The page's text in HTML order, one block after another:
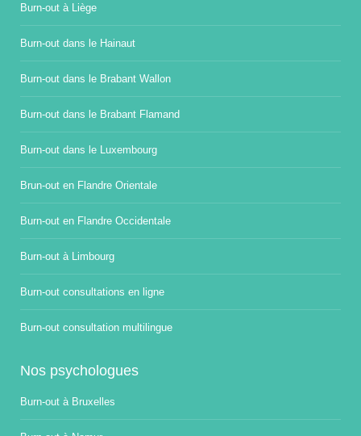
Burn-out à Liège
Burn-out dans le Hainaut
Burn-out dans le Brabant Wallon
Burn-out dans le Brabant Flamand
Burn-out dans le Luxembourg
Brun-out en Flandre Orientale
Burn-out en Flandre Occidentale
Burn-out à Limbourg
Burn-out consultations en ligne
Burn-out consultation multilingue
Nos psychologues
Burn-out à Bruxelles